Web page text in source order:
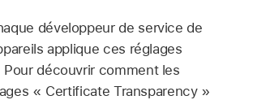
développeur de service de
applique ces réglages
découvrir comment les
« Certificate Transparency »